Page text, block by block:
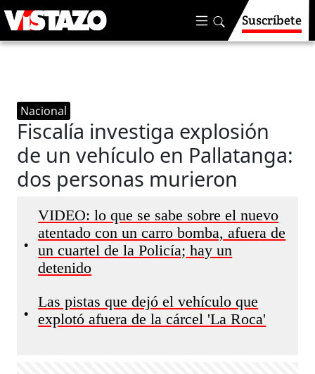
Suscríbete
Nacional
Fiscalía investiga explosión
de un vehículo en Pallatanga:
dos personas murieron
•
VIDEO: lo que se sabe sobre el nuevo
atentado con un carro bomba, afuera de
un cuartel de la Policía; hay un
detenido
•
Las pistas que dejó el vehículo que
explotó afuera de la cárcel 'La Roca'